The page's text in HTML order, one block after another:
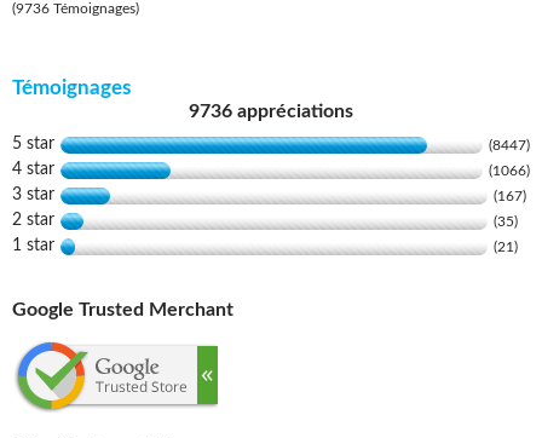
(9736 Témoignages)
Témoignages
9736 appréciations
5 star (8447)
4 star (1066)
3 star (167)
2 star (35)
1 star (21)
Google Trusted Merchant